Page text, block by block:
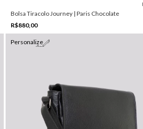
Bolsa Tiracolo Journey | Paris Chocolate
R$880,00
Personalize